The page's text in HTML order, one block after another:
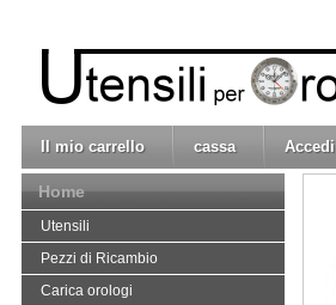
Il mio carrello cassa Accedi
Home
Utensili
Pezzi di Ricambio
Carica orologi